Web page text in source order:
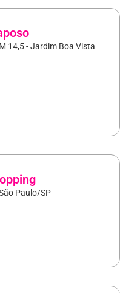
14,5 - Jardim Boa Vista
Paulo/SP